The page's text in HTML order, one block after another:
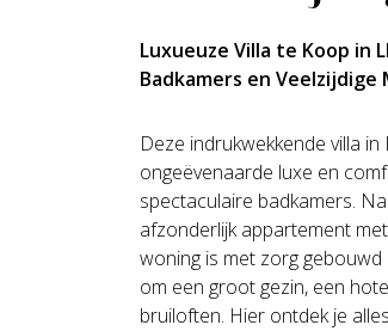
Luxueuze Villa te Koop in
Badkamers en Veelzijdige
Deze indrukwekkende villa
ongeëvenaarde luxe en
spectaculaire badkamers.
afzonderlijk appartement
woning is met zorg
om een groot gezin, een
bruiloften. Hier ontdek je